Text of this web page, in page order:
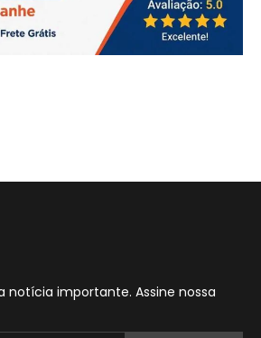
notícia importante. Assine nossa